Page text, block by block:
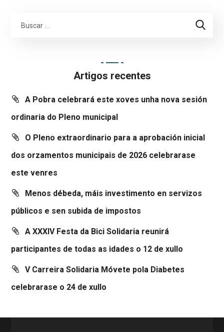
Artigos recentes
A Pobra celebrará este xoves unha nova sesión
ordinaria do Pleno municipal
O Pleno extraordinario para a aprobación inicial
dos orzamentos municipais de 2026 celebrarase
este venres
Menos débeda, máis investimento en servizos
públicos e sen subida de impostos
A XXXIV Festa da Bici Solidaria reunirá
participantes de todas as idades o 12 de xullo
V Carreira Solidaria Móvete pola Diabetes
celebrarase o 24 de xullo